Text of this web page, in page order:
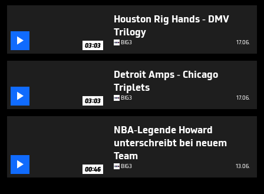
 03:03
Houston Rig Hands - DMV
Trilogy
BIG3 17.06.
 03:03
Detroit Amps - Chicago
Triplets
BIG3 17.06.
 00:46
NBA-Legende Howard
unterschreibt bei neuem
Team
BIG3 13.06.